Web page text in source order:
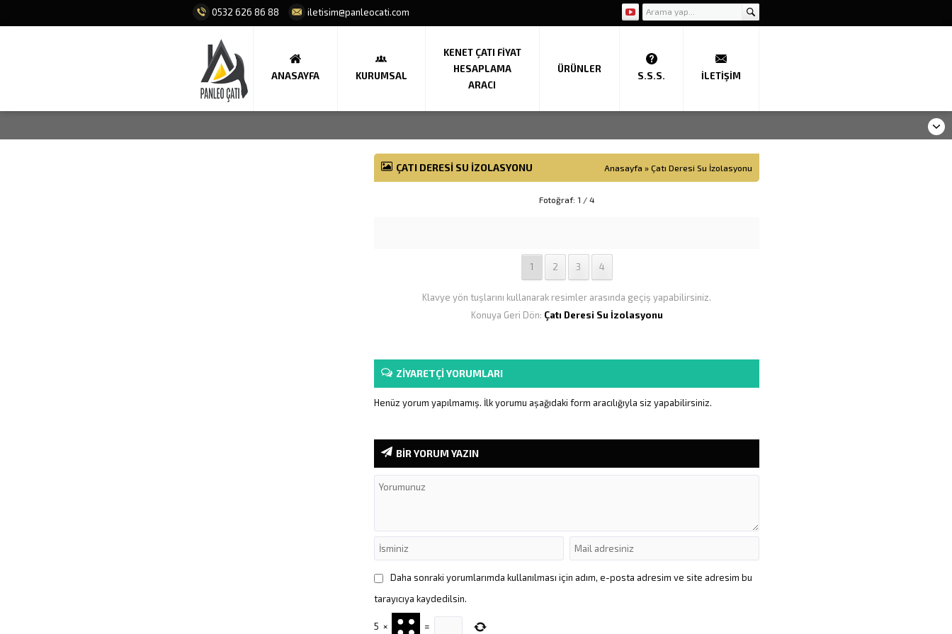
0532 626 86 88 iletisim@panleocati.com
ANASAYFA KURUMSAL
KENET ÇATI FIYAT
HESAPLAMA
ARACI
ÜRÜNLER
S.S.S. İLETIŞIM
ÇATI DERESI SU İZOLASYONU Anasayfa » Çatı Deresi Su İzolasyonu
Fotoğraf: 1 / 4
1 2 3 4
Klavye yön tuşlarını kullanarak resimler arasında geçiş yapabilirsiniz.
Konuya Geri Dön: Çatı Deresi Su İzolasyonu
ZİYARETÇİ YORUMLARI
Henüz yorum yapılmamış. İlk yorumu aşağıdaki form aracılığıyla siz yapabilirsiniz.
BİR YORUM YAZIN
Daha sonraki yorumlarımda kullanılması için adım, e-posta adresim ve site adresim bu
tarayıcıya kaydedilsin.
5 × =